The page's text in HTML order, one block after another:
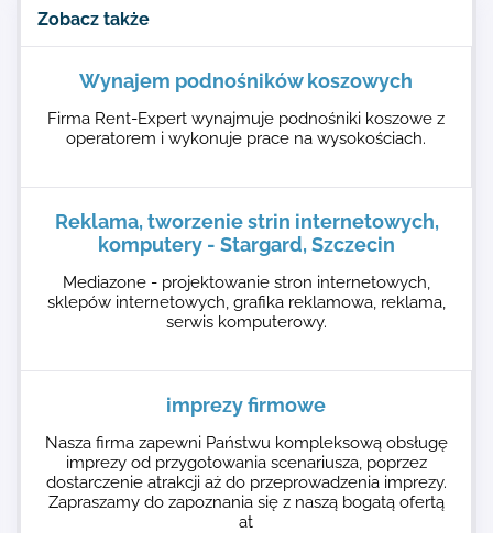
Zobacz także
Wynajem podnośników koszowych
Firma Rent-Expert wynajmuje podnośniki koszowe z
operatorem i wykonuje prace na wysokościach.
Reklama, tworzenie strin internetowych,
komputery - Stargard, Szczecin
Mediazone - projektowanie stron internetowych,
sklepów internetowych, grafika reklamowa, reklama,
serwis komputerowy.
imprezy firmowe
Nasza firma zapewni Państwu kompleksową obsługę
imprezy od przygotowania scenariusza, poprzez
dostarczenie atrakcji aż do przeprowadzenia imprezy.
Zapraszamy do zapoznania się z naszą bogatą ofertą
at